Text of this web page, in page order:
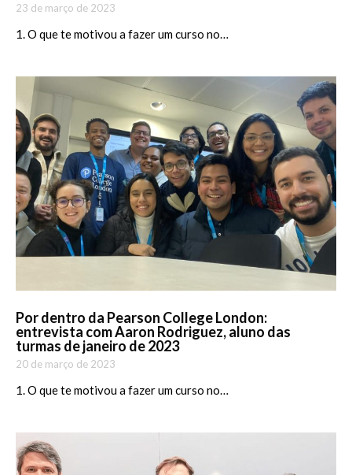
23 de março de 2023
1. O que te motivou a fazer um curso no…
Por dentro da Pearson College London:
entrevista com Aaron Rodriguez, aluno das
turmas de janeiro de 2023
20 de março de 2023
1. O que te motivou a fazer um curso no…